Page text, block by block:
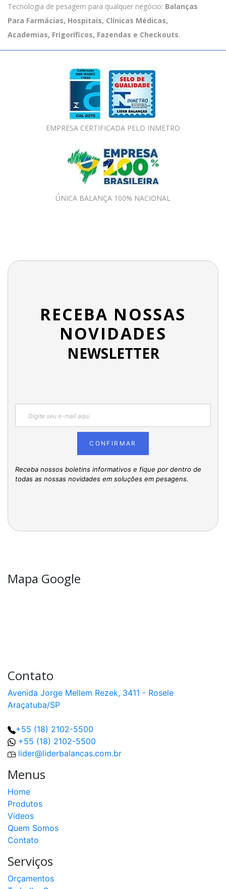
Tecnologia de pesagem para qualquer negócio: Balanças
Para Farmácias, Hospitais, Clínicas Médicas,
Academias, Frigoríficos, Fazendas e Checkouts.
EMPRESA CERTIFICADA PELO INMETRO
ÚNICA BALANÇA 100% NACIONAL
RECEBA NOSSAS
NOVIDADES
NEWSLETTER
CONFIRMAR
Receba nossos boletins informativos e fique por dentro de
todas as nossas novidades em soluções em pesagens.
Mapa Google
Contato
Avenida Jorge Mellem Rezek, 3411 - Rosele
Araçatuba/SP
+55 (18) 2102-5500
+55 (18) 2102-5500
lider@liderbalancas.com.br
Menus
Home
Produtos
Vídeos
Quem Somos
Contato
Serviços
Orçamentos